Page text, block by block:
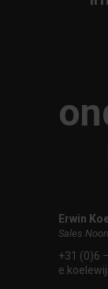
Erwin
Sales
+31 (0)6